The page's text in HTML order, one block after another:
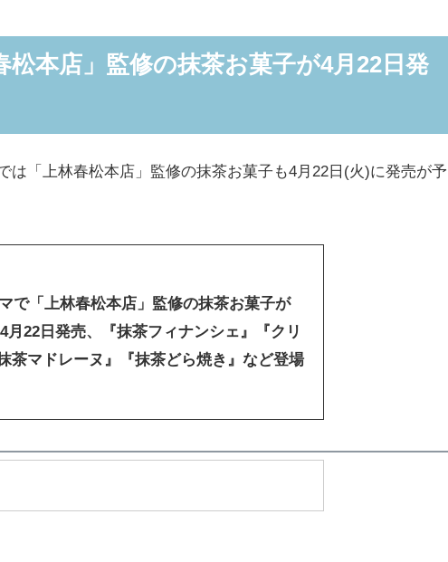
松本店」監修の抹茶お菓子が4月22日発
「上林春松本店」監修の抹茶お菓子も4月22日(火)に発売が予
で「上林春松本店」監修の抹茶お菓子が
月22日発売、『抹茶フィナンシェ』『クリ
茶マドレーヌ』『抹茶どら焼き』など登場